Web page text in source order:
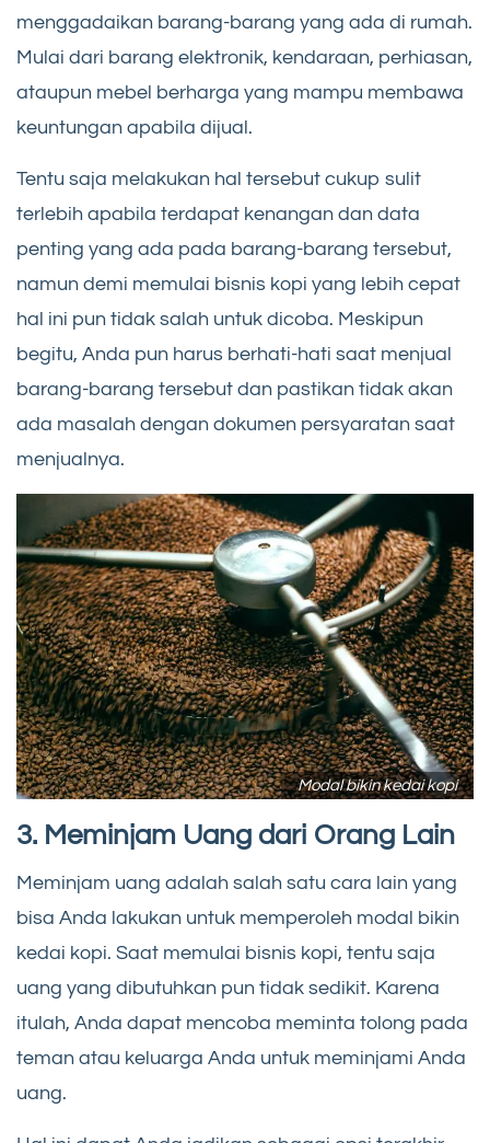
menggadaikan barang-barang yang ada di rumah.
Mulai dari barang elektronik, kendaraan, perhiasan,
ataupun mebel berharga yang mampu membawa
keuntungan apabila dijual.
Tentu saja melakukan hal tersebut cukup sulit
terlebih apabila terdapat kenangan dan data
penting yang ada pada barang-barang tersebut,
namun demi memulai bisnis kopi yang lebih cepat
hal ini pun tidak salah untuk dicoba. Meskipun
begitu, Anda pun harus berhati-hati saat menjual
barang-barang tersebut dan pastikan tidak akan
ada masalah dengan dokumen persyaratan saat
menjualnya.
Modal bikin kedai kopi
3. Meminjam Uang dari Orang Lain
Meminjam uang adalah salah satu cara lain yang
bisa Anda lakukan untuk memperoleh modal bikin
kedai kopi. Saat memulai bisnis kopi, tentu saja
uang yang dibutuhkan pun tidak sedikit. Karena
itulah, Anda dapat mencoba meminta tolong pada
teman atau keluarga Anda untuk meminjami Anda
uang.